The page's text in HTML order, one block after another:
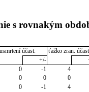
s rovnakým
usmrtení účast. ťažko zran.
+/-
0 -1 4
0 0 0
0 -1 4